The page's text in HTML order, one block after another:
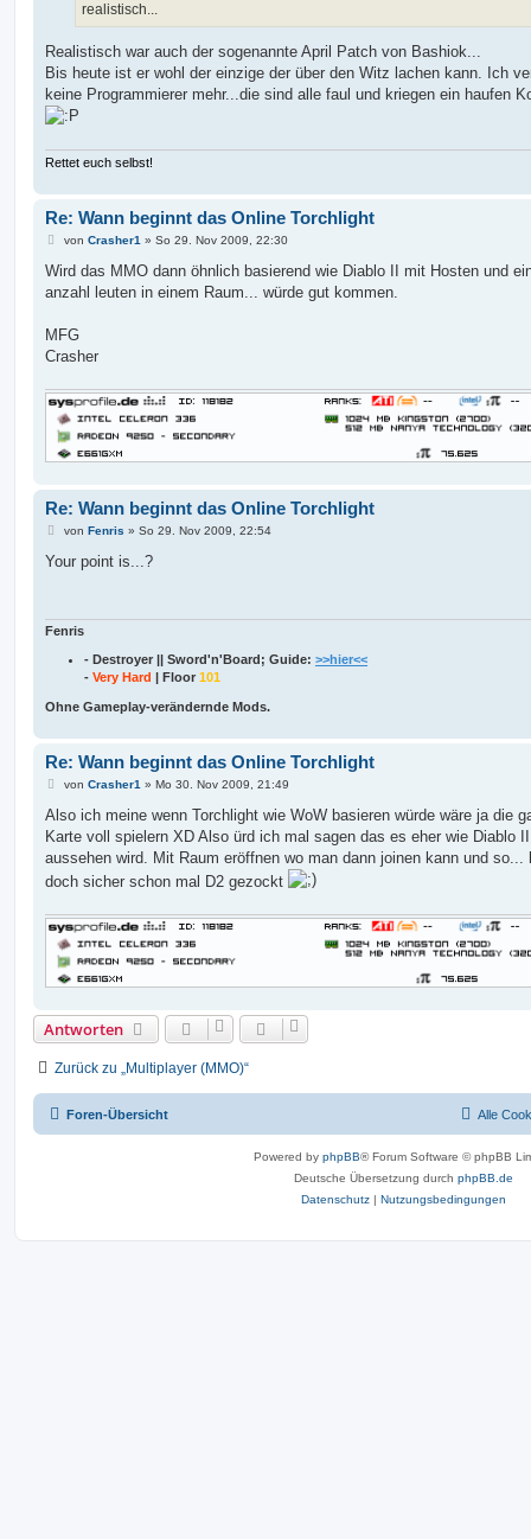
realistisch...
Realistisch war auch der sogenannte April Patch von Bashiok...
Bis heute ist er wohl der einzige der über den Witz lachen kann. Ich
keine Programmierer mehr...die sind alle faul und kriegen ein haufen
Rettet euch selbst!
Re: Wann beginnt das Online Torchlight
B
i
r
von Crasher1 » So 29. Nov 2009, 22:30
Wird das MMO dann öhnlich basierend wie Diablo II mit Hosten und
anzahl leuten in einem Raum... würde gut kommen.
MFG
Crasher
Re: Wann beginnt das Online Torchlight
B
i
von Fenris » So 29. Nov 2009, 22:54
Your point is...?
Fenris
- Destroyer || Sword'n'Board; Guide: >>hier<<
- Very Hard | Floor 101
Ohne Gameplay-verändernde Mods.
Re: Wann beginnt das Online Torchlight
B
i
r
a
von Crasher1 » Mo 30. Nov 2009, 21:49
Also ich meine wenn Torchlight wie WoW basieren würde wäre ja die
Karte voll spielern XD Also ürd ich mal sagen das es eher wie Diablo
aussehen wird. Mit Raum eröffnen wo man dann joinen kann und so...
doch sicher schon mal D2 gezockt
Antworten
Zurück zu „Multiplayer (MMO)“
Foren-Übersicht Alle
Powered by phpBB® Forum Software © phpBB
Deutsche Übersetzung durch phpBB.de
Datenschutz | Nutzungsbedingungen